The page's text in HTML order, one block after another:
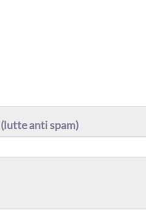
(lutte anti spam)